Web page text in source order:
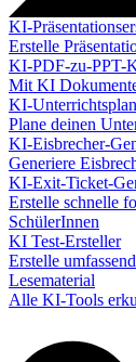
KI-
Erstelle
KI-PDF-zu-PPT-
Mit KI
KI-
Plane deinen
KI-Eisbrecher-
Generiere
KI-Exit-Ticket-
Erstelle schnelle
SchülerInnen
KI Test-Ersteller
Erstelle
Lesematerial
Alle KI-Tools